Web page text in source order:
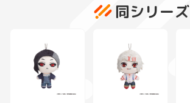
同シリーズ